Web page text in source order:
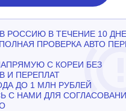
РОССИЮ В ТЕЧЕНИЕ 10
ПРОВЕРКА АВТО
С КОРЕИ БЕЗ
И ПЕРЕПЛАТ
ДО 1 МЛН РУБЛЕЙ
С НАМИ ДЛЯ